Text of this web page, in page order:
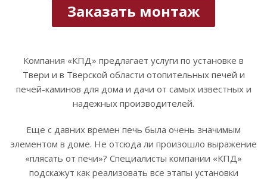
Заказать монтаж
Компания «КПД» предлагает услуги по установке в
Твери и в Тверской области отопительных печей и
печей-каминов для дома и дачи от самых известных и
надежных производителей.
Еще с давних времен печь была очень значимым
элементом в доме. Не отсюда ли произошло выражение
«плясать от печи»? Специалисты компании «КПД»
подскажут как реализовать все этапы установки